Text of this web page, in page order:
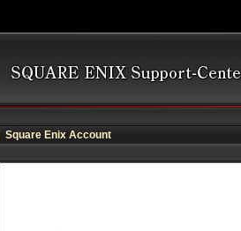
Square Enix Account